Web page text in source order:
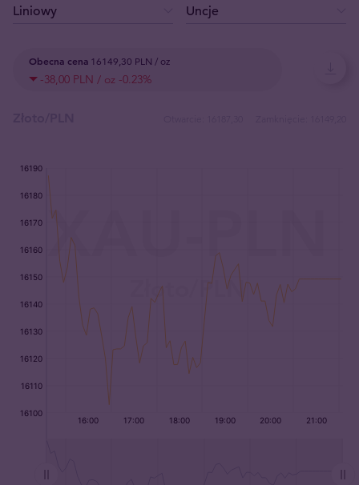
Obecna cena 16149,30 PLN / oz
-38,00 PLN / oz -0.23%